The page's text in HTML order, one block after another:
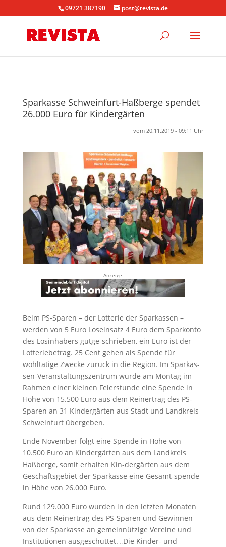
09721 387190 post@revista.de
Sparkasse Schweinfurt-Haßberge spendet
26.000 Euro für Kindergärten
vom 20.11.2019 - 09:11 Uhr
Anzeige
Beim PS-Sparen – der Lotterie der Sparkassen –
werden von 5 Euro Loseinsatz 4 Euro dem Sparkonto
des Losinhabers gutge-schrieben, ein Euro ist der
Lotteriebetrag. 25 Cent gehen als Spende für
wohltätige Zwecke zurück in die Region. Im Sparkas-
sen-Veranstaltungszentrum wurde am Montag im
Rahmen einer kleinen Feierstunde eine Spende in
Höhe von 15.500 Euro aus dem Reinertrag des PS-
Sparen an 31 Kindergärten aus Stadt und Landkreis
Schweinfurt übergeben.
Ende November folgt eine Spende in Höhe von
10.500 Euro an Kindergärten aus dem Landkreis
Haßberge, somit erhalten Kin-dergärten aus dem
Geschäftsgebiet der Sparkasse eine Gesamt-spende
in Höhe von 26.000 Euro.
Rund 129.000 Euro wurden in den letzten Monaten
aus dem Reinertrag des PS-Sparen und Gewinnen
von der Sparkasse an gemeinnützige Vereine und
Institutionen ausgeschüttet. „Die Kinder- und